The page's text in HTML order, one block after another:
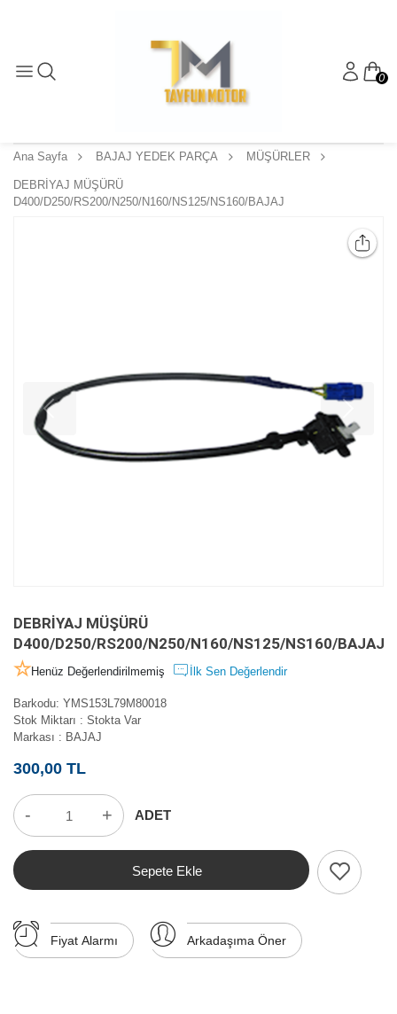
0
Ana Sayfa BAJAJ YEDEK PARÇA MÜŞÜRLER
DEBRİYAJ MÜŞÜRÜ
D400/D250/RS200/N250/N160/NS125/NS160/BAJAJ
DEBRİYAJ MÜŞÜRÜ
D400/D250/RS200/N250/N160/NS125/NS160/BAJAJ
Henüz Değerlendirilmemiş İlk Sen Değerlendir
Barkodu: YMS153L79M80018
Stok Miktarı : Stokta Var
Markası : BAJAJ
300,00 TL
- + ADET
Sepete Ekle
Fiyat Alarmı Arkadaşıma Öner